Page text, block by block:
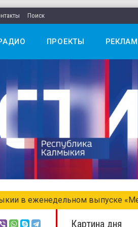
Поиск
ПРОЕКТЫ
время. Воскресенье»
Картина дня